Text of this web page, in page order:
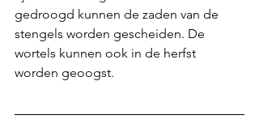
gedroogd kunnen de zaden van de
stengels worden gescheiden. De
wortels kunnen ook in de herfst
worden geoogst.